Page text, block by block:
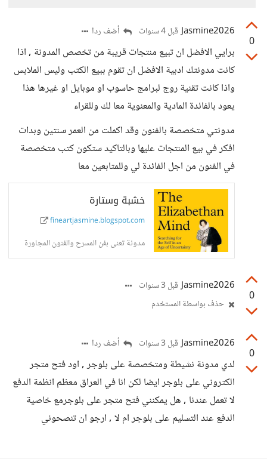
0
Jasmine2026 قبل 4 سنوات أضف ردا
برايي الافضل ان تبيع منتجات قريبة من تخصص المدونة , اذا
كانت مدونتك ادبية الافضل ان تقوم ببيع الكتب وليس الملابس
واذا كانت تقنية روج لبرامج حاسوب او موبايل او غيرها هذا
يعود بالفائدة المادية والمعنوية معا لك وللقراء
مدونتي متخصصة بالفنون وقد اكملت من العمر سنتين وبدات
افكر في بيع المنتجات عليها وبالتاكيد ستكون كتب متخصصة
في الفنون من اجل الفائدة لي وللمتابعين معا
خشبة وستارة
fineartjasmine.blogspot.com
مدونة تعنى بفن المسرح والفنون المجاورة
0
Jasmine2026 قبل 3 سنوات
حذف بواسطة المستخدم
0
Jasmine2026 قبل 3 سنوات أضف ردا
لدي مدونة نشيطة ومتخصصة على بلوجر , اود فتح متجر
الكتروني على بلوجر ايضا لكن انا في العراق معظم انظمة الدفع
لا تعمل عندنا , هل يمكنني فتح متجر على بلوجرمع خاصية
الدفع عند التسليم على بلوجر ام لا , ارجو ان تنصحوني